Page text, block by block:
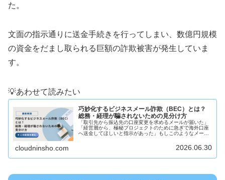
た。
文面の指示通りに送金手続きを行ってしまい、数億円規模
の資金をだまし取られる巨額の詐欺被害が発生していま
す。
💡あわせて読みたい
巧妙化するビジネスメール詐欺（BEC）とは？
総務・経理が騙されないための見分け方
「取引先から振込先の口座変更を求めるメールが届いた」
「経営層から、極秘プロジェクトのために急ぎで海外口座
へ送金してほしいと指示があった」もしこのようなメール
cloudninsho.com 2026.06.30